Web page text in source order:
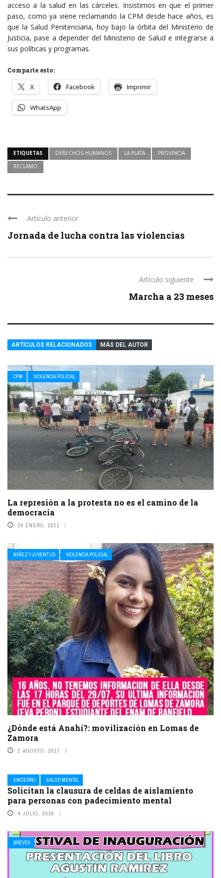
acceso a la salud en las cárceles. Insistimos en que el primer
paso, como ya viene reclamando la CPM desde hace años, es
que la Salud Penitenciaria, hoy bajo la órbita del Ministerio de
Justicia, pase a depender del Ministerio de Salud e integrarse a
sus políticas y programas.
Comparte esto:
X Facebook Imprimir
WhatsApp
ETIQUETAS DERECHOS HUMANOS LA PLATA
PROVINCIA
RECLAMO
Artículo anterior
Jornada de lucha contra las violencias
Artículo siguiente
Marcha a 23 meses
ARTÍCULOS RELACIONADOS MÁS DEL AUTOR
CPM VIOLENCIA POLICIAL
La represión a la protesta no es el camino de la
democracia
29 ENERO, 2021
NIÑEZ Y JUVENTUD VIOLENCIA POLICIAL
¿Dónde está Anahí?: movilización en Lomas de
Zamora
2 AGOSTO, 2017
ENCIERRO SALUD MENTAL
Solicitan la clausura de celdas de aislamiento
para personas con padecimiento mental
4 JULIO, 2016
BREVES